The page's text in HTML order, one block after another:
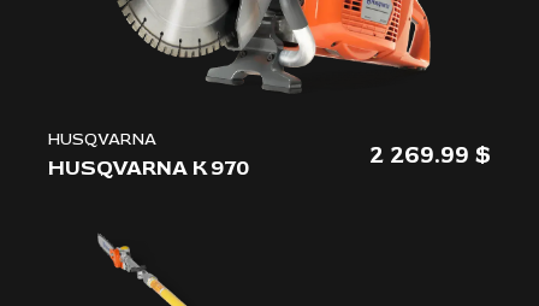
HUSQVARNA
HUSQVARNA K 970 2 269.99